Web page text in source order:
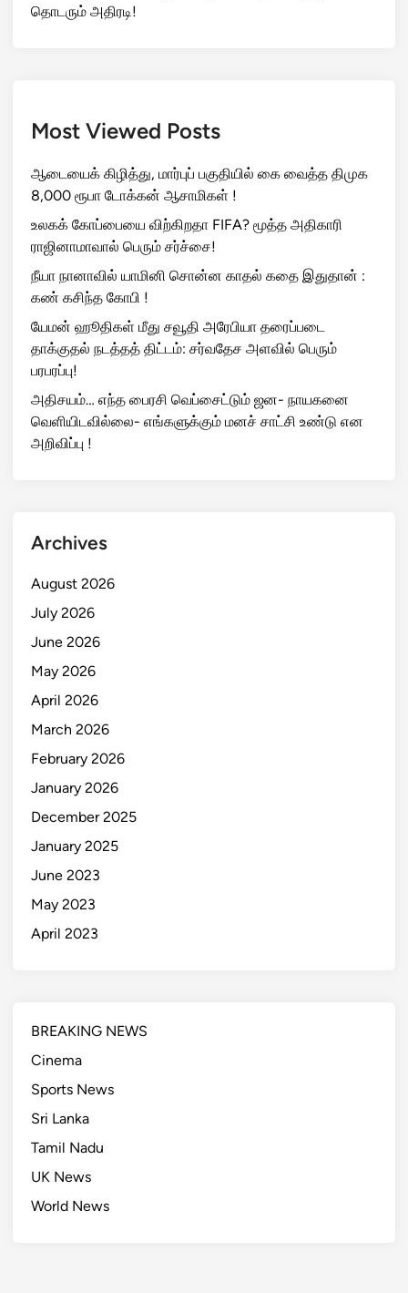
தொடரும் அதிரடி!
Most Viewed Posts
ஆடையைக் கிழித்து, மார்புப் பகுதியில் கை வைத்த திமுக
8,000 ரூபா டோக்கன் ஆசாமிகள் !
உலகக் கோப்பையை விற்கிறதா FIFA? மூத்த அதிகாரி
ராஜினாமாவால் பெரும் சர்ச்சை!
நீயா நானாவில் யாமினி சொன்ன காதல் கதை இதுதான் :
கண் கசிந்த கோபி !
யேமன் ஹூதிகள் மீது சவூதி அரேபியா தரைப்படை
தாக்குதல் நடத்தத் திட்டம்: சர்வதேச அளவில் பெரும்
பரபரப்பு!
அதிசயம்… எந்த பைரசி வெப்சைட்டும் ஜன- நாயகனை
வெளியிடவில்லை- எங்களுக்கும் மனச் சாட்சி உண்டு என
அறிவிப்பு !
Archives
August 2026
July 2026
June 2026
May 2026
April 2026
March 2026
February 2026
January 2026
December 2025
January 2025
June 2023
May 2023
April 2023
BREAKING NEWS
Cinema
Sports News
Sri Lanka
Tamil Nadu
UK News
World News